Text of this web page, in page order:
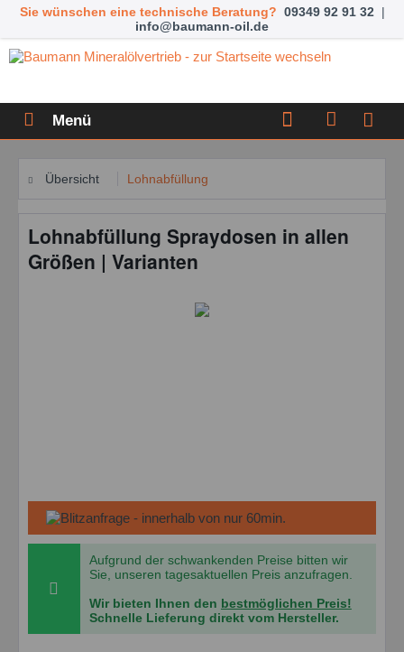
Sie wünschen eine technische Beratung? 09349 92 91 32 |
info@baumann-oil.de
Menü
Übersicht Lohnabfüllung
Lohnabfüllung Spraydosen in allen
Größen | Varianten
Aufgrund der schwankenden Preise bitten wir
Sie, unseren tagesaktuellen Preis anzufragen.
Wir bieten Ihnen den bestmöglichen Preis!
Schnelle Lieferung direkt vom Hersteller.